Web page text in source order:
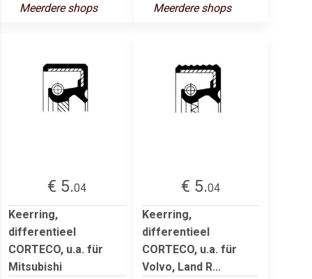
Meerdere shops
Meerdere shops
€ 5.04
Keerring,
differentieel
CORTECO, u.a. für
Mitsubishi
€ 5.04
Keerring,
differentieel
CORTECO, u.a. für
Volvo, Land R...